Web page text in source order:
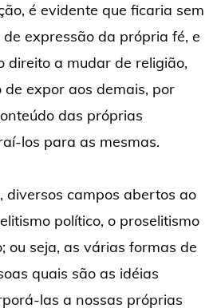
é evidente que ficaria sem
expressão da própria fé, e
direito a mudar de religião,
de expor aos demais, por
das próprias
los para as mesmas.
diversos campos abertos ao
político, o proselitismo
ou seja, as várias formas de
quais são as idéias
las a nossas próprias